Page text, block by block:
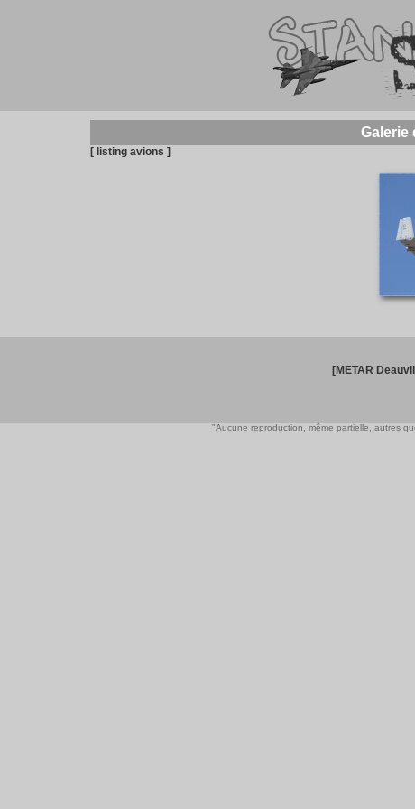
Galerie
[ listing avions ]
[METAR
"Aucune reproduction, même partielle, autres